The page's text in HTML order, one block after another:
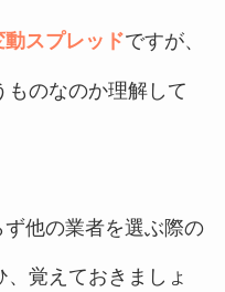
動スプレッドですが、
のなのか理解して
他の業者を選ぶ際の
覚えておきましょ